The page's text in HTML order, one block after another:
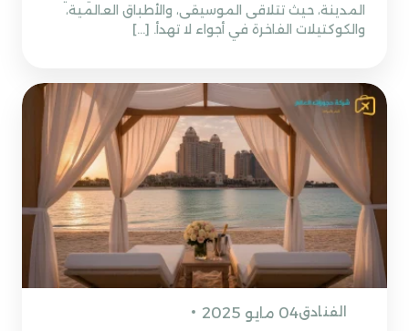
المدينة، حيث تتلاقى الموسيقى، والأطباق العالمية،
والكوكتيلات الفاخرة في أجواء لا تهدأ. […]
الفنادق04 مايو 2025